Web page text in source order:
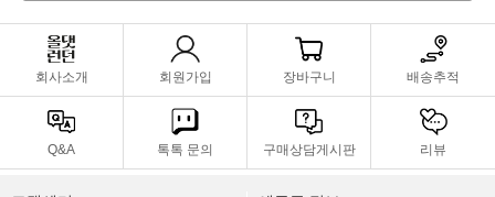
회사소개 회원가입 장바구니 배송추적
Q&A 톡톡 문의 구매상담게시판 리뷰